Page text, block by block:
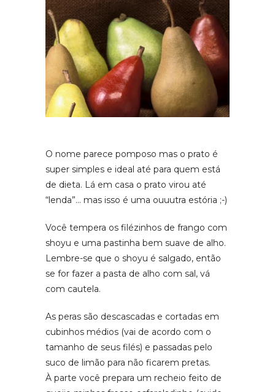
O nome parece pomposo mas o prato é
super simples e ideal até para quem está
de dieta. Lá em casa o prato virou até
“lenda”… mas isso é uma ouuutra estória ;-)
Você tempera os filézinhos de frango com
shoyu e uma pastinha bem suave de alho.
Lembre-se que o shoyu é salgado, então
se for fazer a pasta de alho com sal, vá
com cautela.
As peras são descascadas e cortadas em
cubinhos médios (vai de acordo com o
tamanho de seus filés) e passadas pelo
suco de limão para não ficarem pretas.
À parte você prepara um recheio feito de